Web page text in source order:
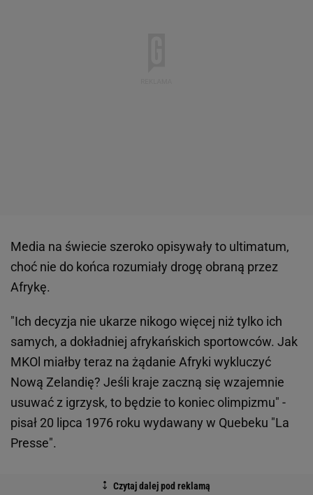
Media na świecie szeroko opisywały to ultimatum,
choć nie do końca rozumiały drogę obraną przez
Afrykę.
"Ich decyzja nie ukarze nikogo więcej niż tylko ich
samych, a dokładniej afrykańskich sportowców. Jak
MKOl miałby teraz na żądanie Afryki wykluczyć
Nową Zelandię? Jeśli kraje zaczną się wzajemnie
usuwać z igrzysk, to będzie to koniec olimpizmu" -
pisał 20 lipca 1976 roku wydawany w Quebeku "La
Presse".